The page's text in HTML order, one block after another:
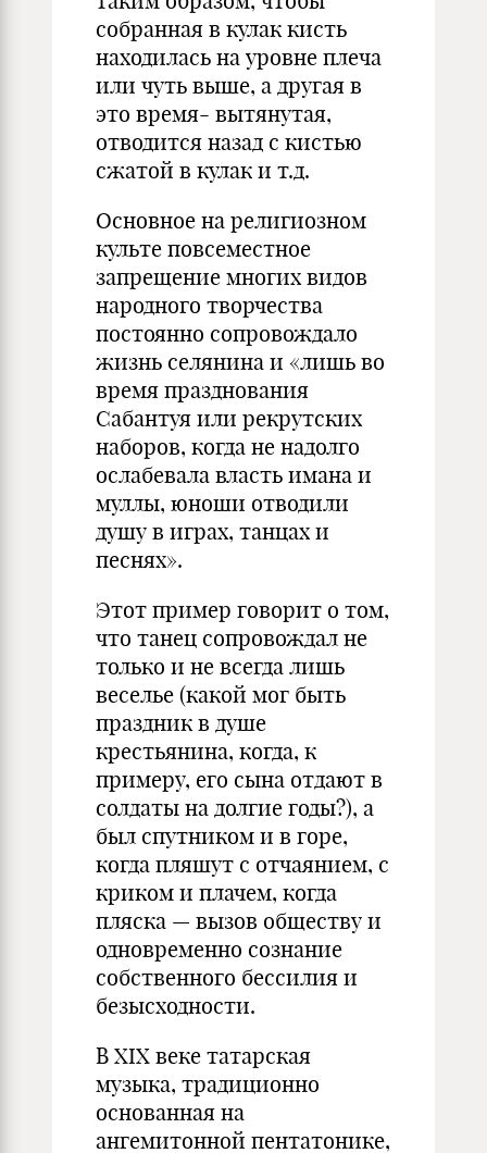
собранная в кулак кисть
находилась на уровне плеча
или чуть выше, а другая в
это время- вытянутая,
отводится назад с кистью
сжатой в кулак и т.д.
Основное на религиозном
культе повсеместное
запрещение многих видов
народного творчества
постоянно сопровождало
жизнь селянина и «лишь во
время празднования
Сабантуя или рекрутских
наборов, когда не надолго
ослабевала власть имана и
муллы, юноши отводили
душу в играх, танцах и
песнях».
Этот пример говорит о том,
что танец сопровождал не
только и не всегда лишь
веселье (какой мог быть
праздник в душе
крестьянина, когда, к
примеру, его сына отдают в
солдаты на долгие годы?), а
был спутником и в горе,
когда пляшут с отчаянием, с
криком и плачем, когда
пляска — вызов обществу и
одновременно сознание
собственного бессилия и
безысходности.
В XIX веке татарская
музыка, традиционно
основанная на
ангемитонной пентатонике,